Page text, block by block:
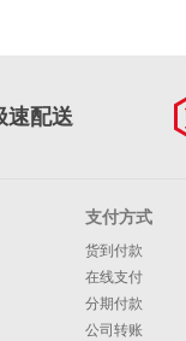
速配送
支付方式
货到付款
在线支付
分期付款
公司转账